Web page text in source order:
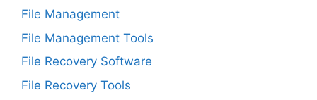
File Management
File Management Tools
File Recovery Software
File Recovery Tools